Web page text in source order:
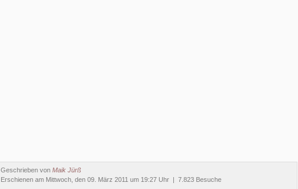
Geschrieben von Maik Jürß
Erschienen am Mittwoch, den 09. März 2011 um 19:27 Uhr | 7.823 Besuche